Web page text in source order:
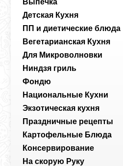
Выпечка
Детская Кухня
ПП и диетические блюда
Вегетарианская Кухня
Для Микроволновки
Ниндзя гриль
Фондю
Национальные Кухни
Экзотическая кухня
Праздничные рецепты
Картофельные Блюда
Консервирование
На скорую Руку